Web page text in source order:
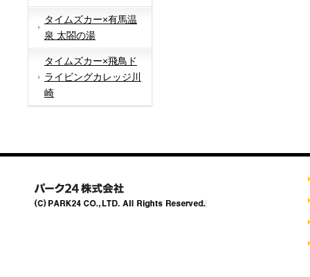
タイムズカー×有馬温
泉 太閤の湯
タイムズカー×飛鳥ド
ライビングカレッジ川
崎